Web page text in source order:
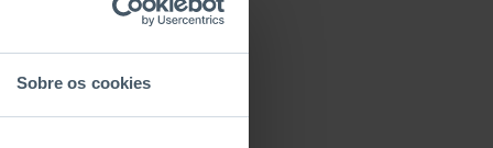
Sobre os cookies